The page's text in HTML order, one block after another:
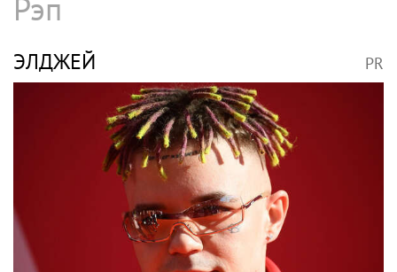
«Будто руку отрубили»: почему Наталья
Подольская уходила от Владимира
Преснякова и как они живут сейчас